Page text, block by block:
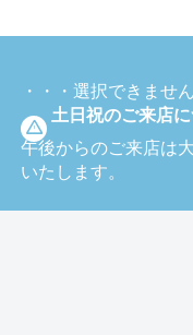
・・・ 選択できません
土日祝のご来店
午後からのご来店は
いたします。